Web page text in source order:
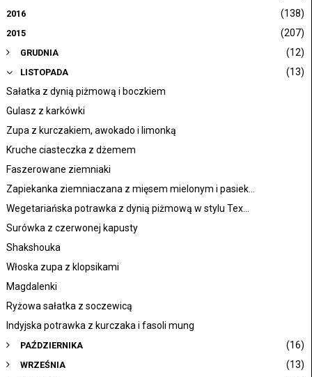
2016 (138)
2015 (207)
GRUDNIA (12)
LISTOPADA
(13)
Sałatka z dynią piżmową i boczkiem
Gulasz z karkówki
Zupa z kurczakiem, awokado i limonką
Kruche ciasteczka z dżemem
Faszerowane ziemniaki
Zapiekanka ziemniaczana z mięsem mielonym i pasiek...
Wegetariańska potrawka z dynią piżmową w stylu Tex...
Surówka z czerwonej kapusty
Shakshouka
Włoska zupa z klopsikami
Magdalenki
Ryżowa sałatka z soczewicą
Indyjska potrawka z kurczaka i fasoli mung
PAŹDZIERNIKA (16)
WRZEŚNIA (13)